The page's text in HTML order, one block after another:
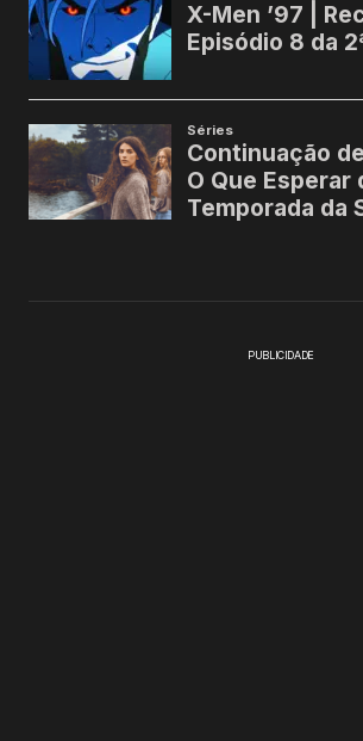
PUBLICIDADE